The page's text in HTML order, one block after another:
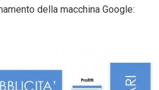
della macchina Google: